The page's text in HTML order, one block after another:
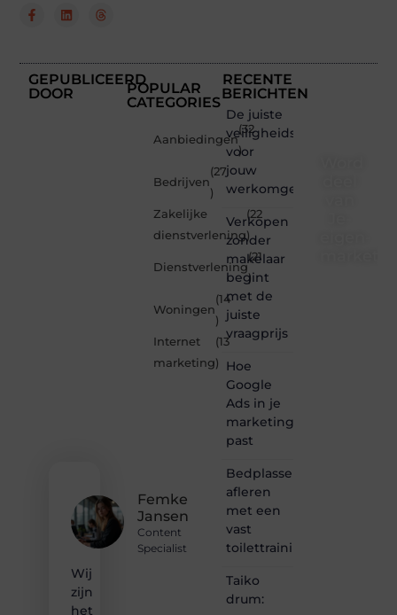
GEPUBLICEERD
DOOR
Femke
Jansen
Content
Specialist
Wij
zijn
het
POPULAR
CATEGORIES
Aanbiedingen
(32
)
Bedrijven
(27
)
Zakelijke
dienstverlening
(22
)
Dienstverlening
(21
)
Woningen
(14
)
Internet
marketing
(13
)
RECENTE
BERICHTEN
De juiste
veiligheidsschoenen
voor
jouw
werkomgeving
Verkopen
zonder
makelaar
begint
met de
juiste
vraagprijs
Hoe
Google
Ads in je
marketingmix
past
Bedplassen
afleren
met een
vast
toilettrainingschema
Taiko
drum: